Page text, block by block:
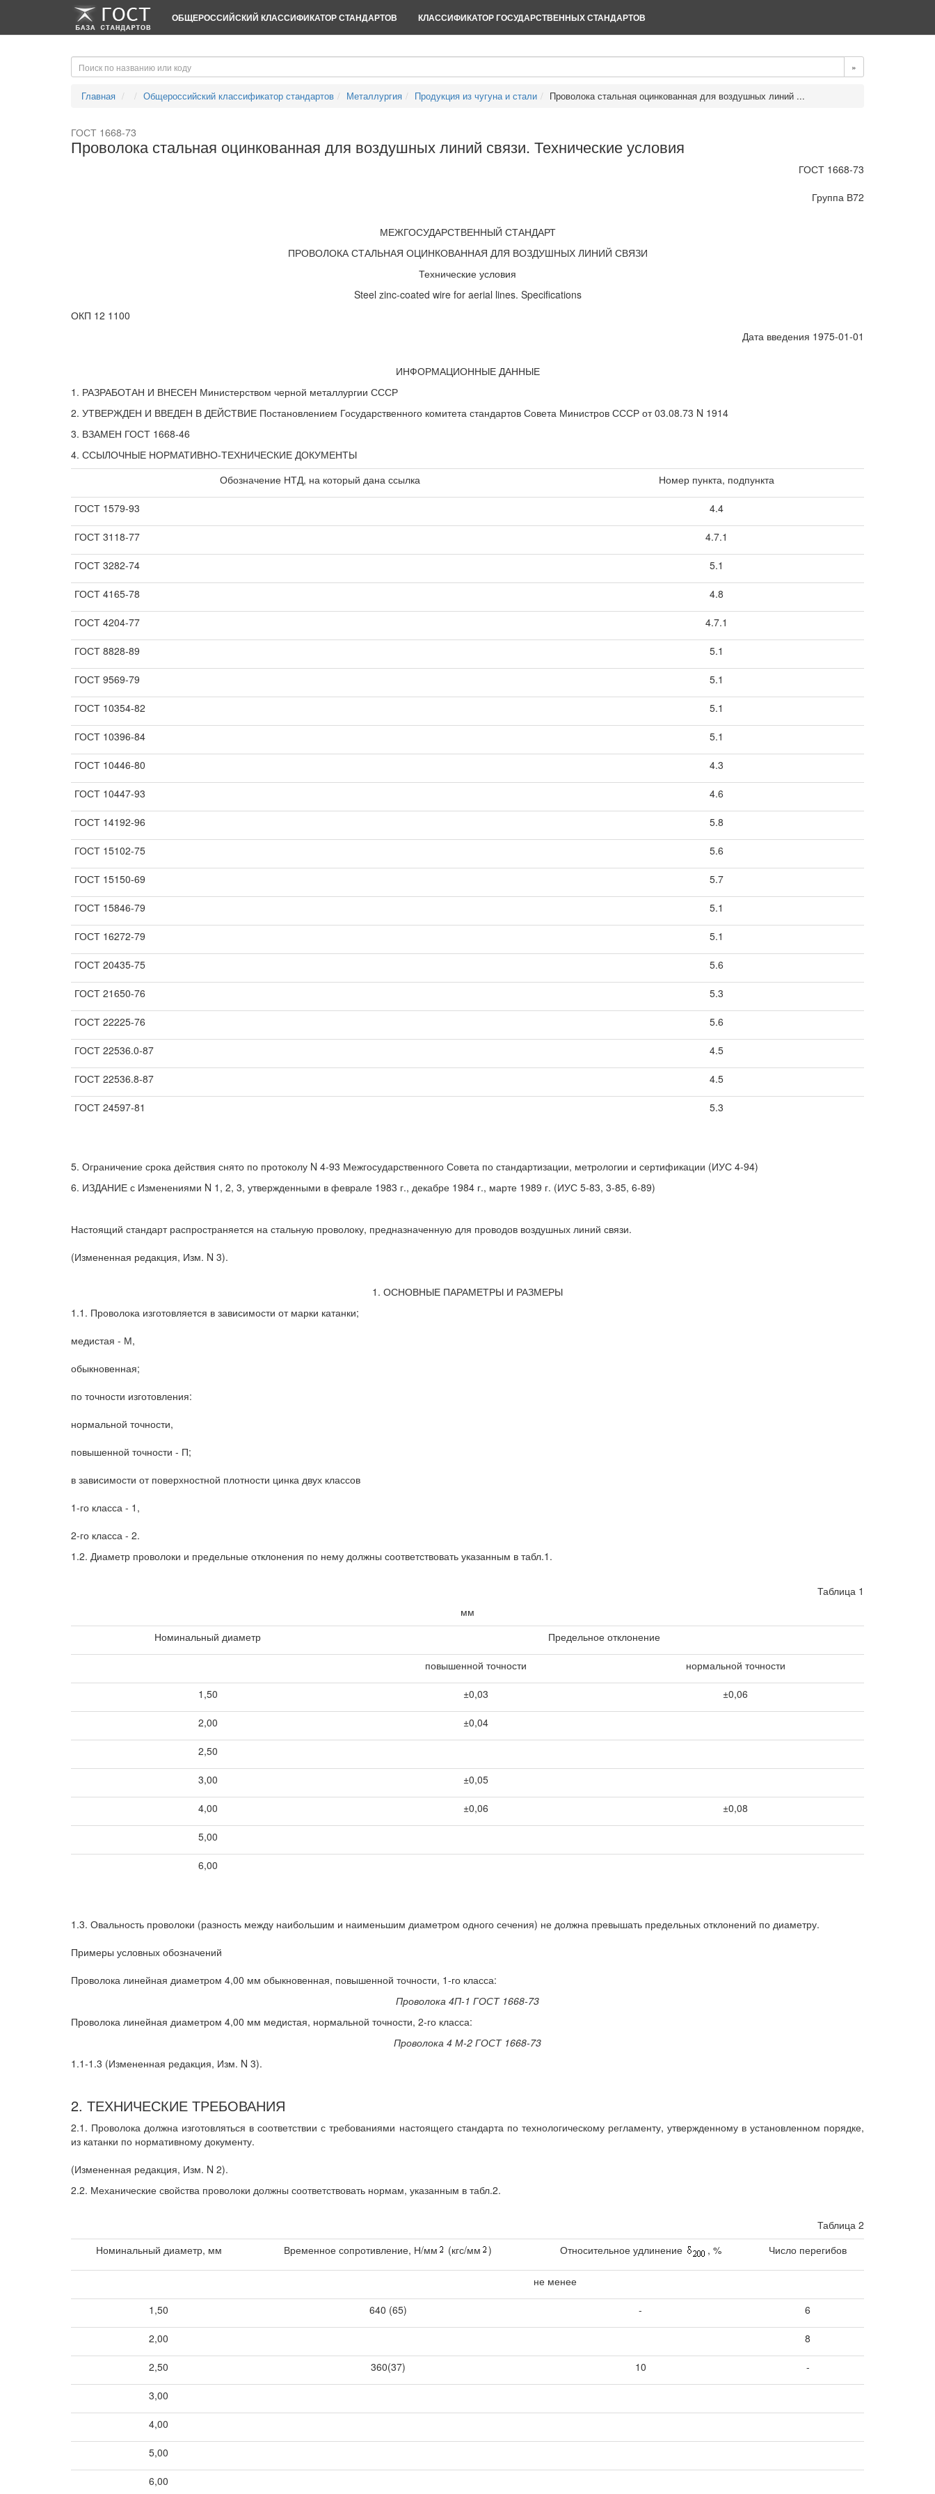
ОБЩЕРОССИЙСКИЙ КЛАССИФИКАТОР СТАНДАРТОВ КЛАССИФИКАТОР ГОСУДАРСТВЕННЫХ СТАНДАРТОВ
»
Главная Общероссийский классификатор стандартов Металлургия Продукция из чугуна и стали Проволока стальная оцинкованная для воздушных линий ...
ГОСТ 1668-73
Проволока стальная оцинкованная для воздушных линий связи. Технические условия
ГОСТ 1668-73
Группа В72
МЕЖГОСУДАРСТВЕННЫЙ СТАНДАРТ
ПРОВОЛОКА СТАЛЬНАЯ ОЦИНКОВАННАЯ ДЛЯ ВОЗДУШНЫХ ЛИНИЙ СВЯЗИ
Технические условия
Steel zinc-coated wire for aerial lines. Specifications
ОКП 12 1100
Дата введения 1975-01-01
ИНФОРМАЦИОННЫЕ ДАННЫЕ
1. РАЗРАБОТАН И ВНЕСЕН Министерством черной металлургии СССР
2. УТВЕРЖДЕН И ВВЕДЕН В ДЕЙСТВИЕ Постановлением Государственного комитета стандартов Совета Министров СССР от 03.08.73 N 1914
3. ВЗАМЕН ГОСТ 1668-46
4. ССЫЛОЧНЫЕ НОРМАТИВНО-ТЕХНИЧЕСКИЕ ДОКУМЕНТЫ
Обозначение НТД, на который дана ссылка
Номер пункта, подпункта
ГОСТ 1579-93 4.4
ГОСТ 3118-77 4.7.1
ГОСТ 3282-74 5.1
ГОСТ 4165-78 4.8
ГОСТ 4204-77 4.7.1
ГОСТ 8828-89 5.1
ГОСТ 9569-79 5.1
ГОСТ 10354-82 5.1
ГОСТ 10396-84 5.1
ГОСТ 10446-80 4.3
ГОСТ 10447-93 4.6
ГОСТ 14192-96 5.8
ГОСТ 15102-75 5.6
ГОСТ 15150-69 5.7
ГОСТ 15846-79 5.1
ГОСТ 16272-79 5.1
ГОСТ 20435-75 5.6
ГОСТ 21650-76 5.3
ГОСТ 22225-76 5.6
ГОСТ 22536.0-87 4.5
ГОСТ 22536.8-87 4.5
ГОСТ 24597-81 5.3
5. Ограничение срока действия снято по протоколу N 4-93 Межгосударственного Совета по стандартизации, метрологии и сертификации (ИУС 4-94)
6. ИЗДАНИЕ с Изменениями N 1, 2, 3, утвержденными в феврале 1983 г., декабре 1984 г., марте 1989 г. (ИУС 5-83, 3-85, 6-89)
Настоящий стандарт распространяется на стальную проволоку, предназначенную для проводов воздушных линий связи.
(Измененная редакция, Изм. N 3).
1. ОСНОВНЫЕ ПАРАМЕТРЫ И РАЗМЕРЫ
1.1. Проволока изготовляется в зависимости от марки катанки;
медистая - М,
обыкновенная;
по точности изготовления:
нормальной точности,
повышенной точности - П;
в зависимости от поверхностной плотности цинка двух классов
1-го класса - 1,
2-го класса - 2.
1.2. Диаметр проволоки и предельные отклонения по нему должны соответствовать указанным в табл.1.
Таблица 1
мм
Номинальный диаметр
Предельное отклонение
повышенной точности нормальной точности
1,50 ±0,03 ±0,06
2,00 ±0,04
2,50
3,00 ±0,05
4,00 ±0,06 ±0,08
5,00
6,00
1.3. Овальность проволоки (разность между наибольшим и наименьшим диаметром одного сечения) не должна превышать предельных отклонений по диаметру.
Примеры условных обозначений
Проволока линейная диаметром 4,00 мм обыкновенная, повышенной точности, 1-го класса:
Проволока 4П-1 ГОСТ 1668-73
Проволока линейная диаметром 4,00 мм медистая, нормальной точности, 2-го класса:
Проволока 4 М-2 ГОСТ 1668-73
1.1-1.3 (Измененная редакция, Изм. N 3).
2. ТЕХНИЧЕСКИЕ ТРЕБОВАНИЯ
2.1. Проволока должна изготовляться в соответствии с требованиями настоящего стандарта по технологическому регламенту, утвержденному в установленном порядке,
из катанки по нормативному документу.
(Измененная редакция, Изм. N 2).
2.2. Механические свойства проволоки должны соответствовать нормам, указанным в табл.2.
Таблица 2
Номинальный диаметр, мм
Временное сопротивление, Н/мм (кгс/мм ) Относительное удлинение , % Число перегибов
не менее
1,50 640 (65) - 6
2,00 8
2,50 360(37) 10 -
3,00
4,00
5,00
6,00